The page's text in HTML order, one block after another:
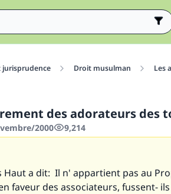
Droit musulman Les
des adorateurs des
2000 9,214
Haut a dit: Il n' appartient pas au
faveur des associateurs, fussent-